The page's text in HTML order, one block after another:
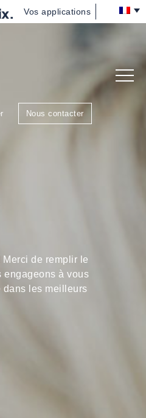
rejoindre
Vos applications
Nous contacter
de remplir le
engageons à vous
dans les meilleurs